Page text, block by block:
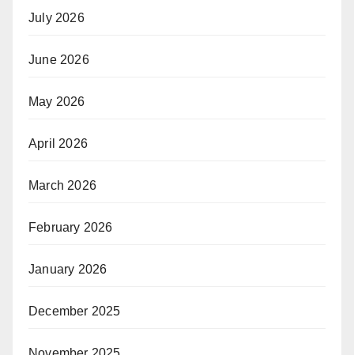
July 2026
June 2026
May 2026
April 2026
March 2026
February 2026
January 2026
December 2025